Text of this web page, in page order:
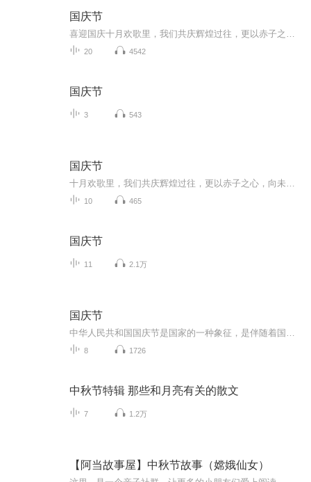
国庆节
20 4542
国庆节
3 543
国庆节
10 465
国庆节
11 2.1万
国庆节
8 1726
中秋节特辑 那些和月亮有关的散文
7 1.2万
【阿当故事屋】中秋节故事（嫦娥仙女）